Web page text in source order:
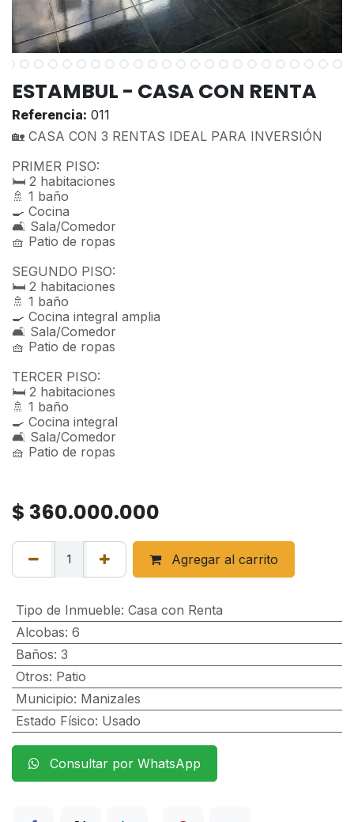
ESTAMBUL - CASA CON RENTA
Referencia: 011
🏡 CASA CON 3 RENTAS IDEAL PARA INVERSIÓN
PRIMER PISO:
🛏️ 2 habitaciones
🚿 1 baño
🍳 Cocina
🛋️ Sala/Comedor
🧺 Patio de ropas
SEGUNDO PISO:
🛏️ 2 habitaciones
🚿 1 baño
🍳 Cocina integral amplia
🛋️ Sala/Comedor
🧺 Patio de ropas
TERCER PISO:
🛏️ 2 habitaciones
🚿 1 baño
🍳 Cocina integral
🛋️ Sala/Comedor
🧺 Patio de ropas
$ 360.000.000
Agregar al carrito
Tipo de Inmueble: Casa con Renta
Alcobas: 6
Baños: 3
Otros: Patio
Municipio: Manizales
Estado Físico: Usado
Consultar por WhatsApp